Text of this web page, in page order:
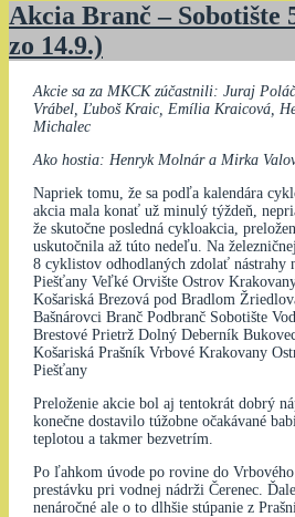
Akcia Branč – Sobotište
zo 14.9.)
Akcie sa za MKCK zúčastnili: Juraj
Vrábel, Ľuboš Kraic, Emília Kraicová,
Michalec
Ako hostia: Henryk Molnár a Mirka
Napriek tomu, že sa podľa kalendára
akcia mala konať už minulý týždeň,
že skutočne posledná cykloakcia,
uskutočnila až túto nedeľu. Na
8 cyklistov odhodlaných zdolať nástrahy
Piešťany Veľké Orvište Ostrov
Košariská Brezová pod Bradlom
Bašnárovci Branč Podbranč Sobotište
Brestové Prietrž Dolný Deberník
Košariská Prašník Vrbové Krakovany
Piešťany
Preloženie akcie bol aj tentokrát dobrý
konečne dostavilo túžobne očakávané
teplotou a takmer bezvetrím.
Po ľahkom úvode po rovine do
prestávku pri vodnej nádrži Čerenec.
nenáročné ale o to dlhšie stúpanie z